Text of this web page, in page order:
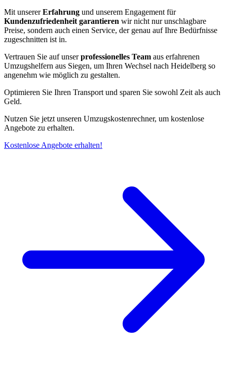
Mit unsererErfahrung und unserem Engagement für
Kundenzufriedenheit garantieren wir nicht nur unschlagbare
Preise, sondern auch einen Service, der genau auf Ihre Bedürfnisse
zugeschnitten ist in.
Vertrauen Sie auf unserprofessionelles Team aus erfahrenen
Umzugshelfern aus Siegen, um Ihren Wechsel nach Heidelberg so
angenehm wie möglich zu gestalten.
Optimieren Sie Ihren Transport und sparen Sie sowohl Zeit als auch
Geld.
Nutzen Sie jetzt unseren Umzugskostenrechner, um kostenlose
Angebote zu erhalten.
Kostenlose Angebote erhalten!